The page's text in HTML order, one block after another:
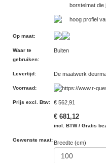
borstelmat die
hoog profiel
Op maat:
Waar te
gebruiken:
Buiten
Levertijd : De maatwerk
Voorraad :
Prijs excl. Btw: € 562,91
€ 681,12
incl. BTW / Gratis
Gewenste maat: Breedte (cm)